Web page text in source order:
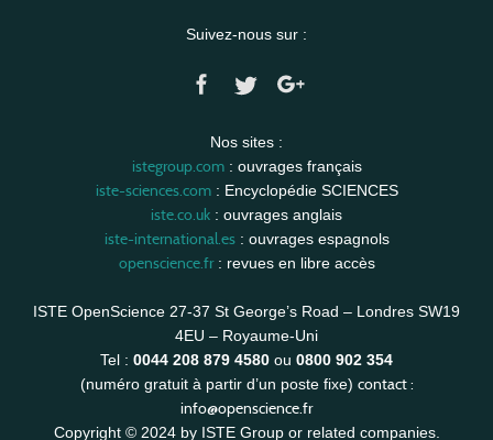
Suivez-nous sur :
Nos sites :
istegroup.com: ouvrages français
iste-sciences.com: Encyclopédie SCIENCES
iste.co.uk : ouvrages anglais
iste-international.es: ouvrages espagnols
openscience.fr: revues en libre accès
ISTE OpenScience 27-37 St George’s Road – Londres SW19
4EU – Royaume-Uni
Tel : 0044 208 879 4580 ou 0800 902 354
(numéro gratuit à partir d’un poste fixe) contact :
info@openscience.fr
Copyright © 2024 by ISTE Group or related companies.